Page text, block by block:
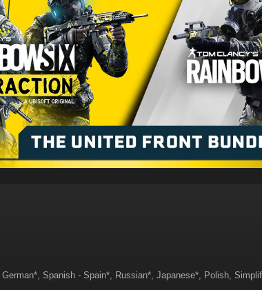
Spanish - Spain*, Russian*, Japanese*, Polish,